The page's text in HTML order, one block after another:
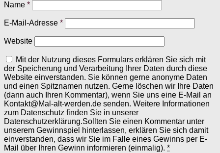
Name *
E-Mail-Adresse *
Website
Mit der Nutzung dieses Formulars erklären Sie sich mit
der Speicherung und Verarbeitung Ihrer Daten durch diese
Website einverstanden. Sie können gerne anonyme Daten
und einen Spitznamen nutzen. Gerne löschen wir Ihre Daten
(dann auch Ihren Kommentar), wenn Sie uns eine E-Mail an
Kontakt@Mal-alt-werden.de senden. Weitere Informationen
zum Datenschutz finden Sie in unserer
Datenschutzerklärung.Sollten Sie einen Kommentar unter
unserem Gewinnspiel hinterlassen, erklären Sie sich damit
einverstanden, dass wir Sie im Falle eines Gewinns per E-
Mail über Ihren Gewinn informieren (einmalig). *